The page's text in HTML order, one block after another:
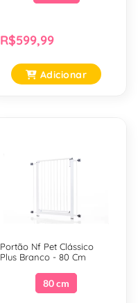
R$599,99
Adicionar
Portão Nf Pet Clássico
Plus Branco - 80 Cm
80 cm